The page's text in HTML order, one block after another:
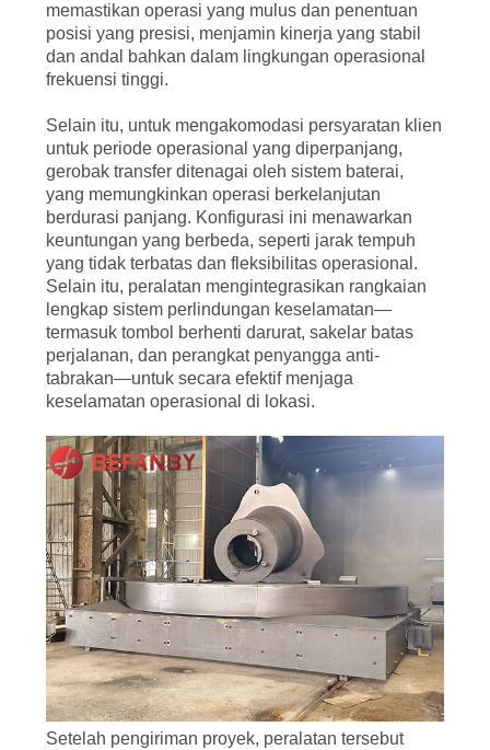
memastikan operasi yang mulus dan penentuan
posisi yang presisi, menjamin kinerja yang stabil
dan andal bahkan dalam lingkungan operasional
frekuensi tinggi.
Selain itu, untuk mengakomodasi persyaratan klien
untuk periode operasional yang diperpanjang,
gerobak transfer ditenagai oleh sistem baterai,
yang memungkinkan operasi berkelanjutan
berdurasi panjang. Konfigurasi ini menawarkan
keuntungan yang berbeda, seperti jarak tempuh
yang tidak terbatas dan fleksibilitas operasional.
Selain itu, peralatan mengintegrasikan rangkaian
lengkap sistem perlindungan keselamatan—
termasuk tombol berhenti darurat, sakelar batas
perjalanan, dan perangkat penyangga anti-
tabrakan—untuk secara efektif menjaga
keselamatan operasional di lokasi.
Setelah pengiriman proyek, peralatan tersebut